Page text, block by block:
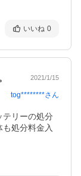
いいね 0
2021/1/15
tog********さん
テリーの処分
処分料金入